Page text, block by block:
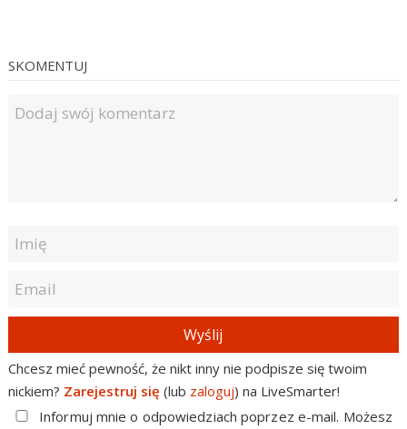
SKOMENTUJ
Wyślij
Chcesz mieć pewność, że nikt inny nie podpisze się twoim
nickiem? Zarejestruj się (lub zaloguj) na LiveSmarter!
Informuj mnie o odpowiedziach poprzez e-mail. Możesz